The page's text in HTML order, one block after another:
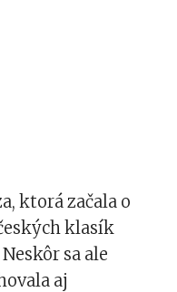
ktorá začala o
klasík
sa ale
aj